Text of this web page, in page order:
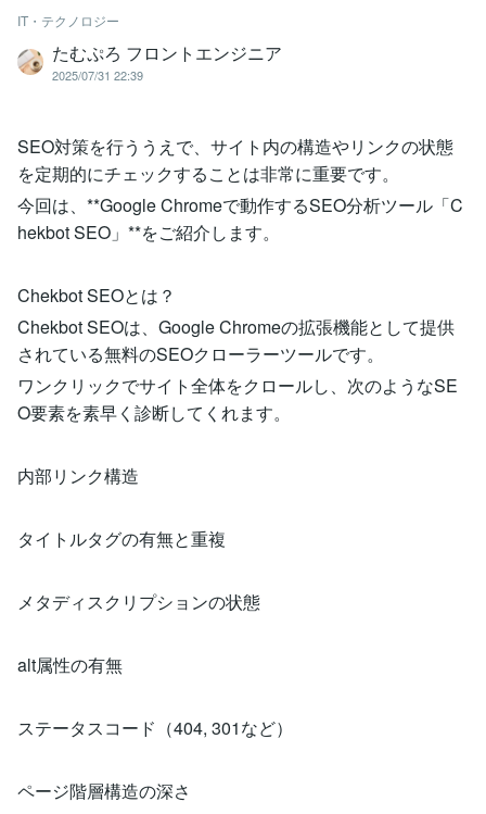
IT・テクノロジー
たむぷろ フロントエンジニア
2025/07/31 22:39
SEO対策を行ううえで、サイト内の構造やリンクの状態
を定期的にチェックすることは非常に重要です。
今回は、**Google Chromeで動作するSEO分析ツール「C
hekbot SEO」**をご紹介します。
Chekbot SEOとは？
Chekbot SEOは、Google Chromeの拡張機能として提供
されている無料のSEOクローラーツールです。
ワンクリックでサイト全体をクロールし、次のようなSE
O要素を素早く診断してくれます。
内部リンク構造
タイトルタグの有無と重複
メタディスクリプションの状態
alt属性の有無
ステータスコード（404, 301など）
ページ階層構造の深さ